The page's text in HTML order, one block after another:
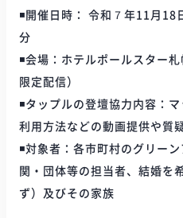
◾️開催日時： 令和７年11月
分
◾️会場：ホテルポールスター
限定配信）
◾️タップルの登壇協力内容：
利用方法などの動画提供や質
◾️対象者：各市町村のグリー
関・団体等の担当者、結婚を
ず）及びその家族